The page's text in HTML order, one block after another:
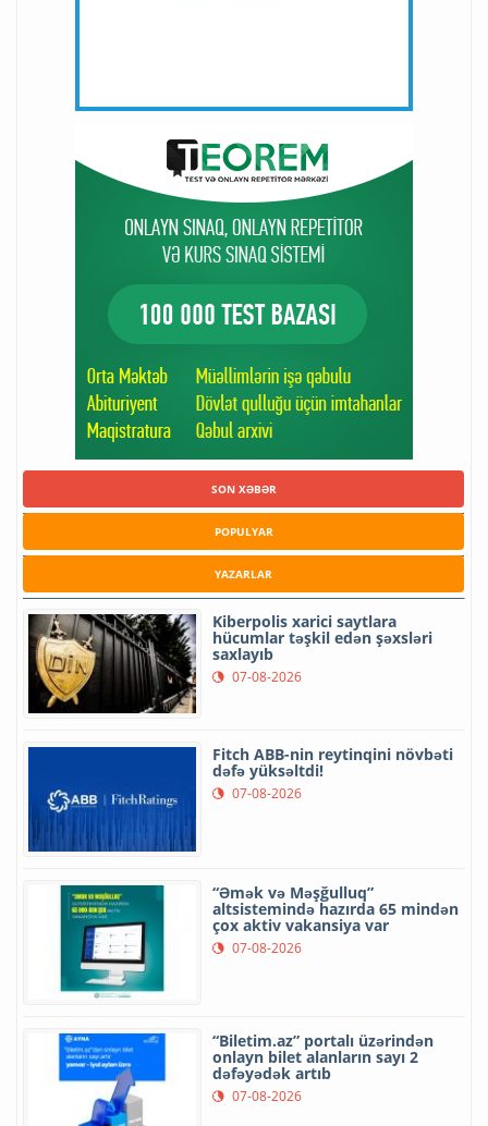
SON XƏBƏR
POPULYAR
YAZARLAR
Kiberpolis xarici saytlara
hücumlar təşkil edən şəxsləri
saxlayıb
07-08-2026
Fitch ABB-nin reytinqini növbəti
dəfə yüksəltdi!
07-08-2026
“Əmək və Məşğulluq”
altsistemində hazırda 65 mindən
çox aktiv vakansiya var
07-08-2026
“Biletim.az” portalı üzərindən
onlayn bilet alanların sayı 2
dəfəyədək artıb
07-08-2026